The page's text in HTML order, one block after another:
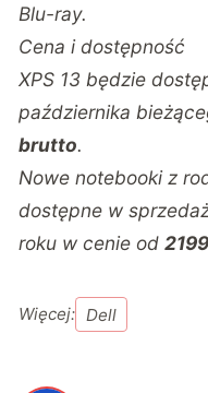
Blu-ray.
Cena i dostępność
XPS 13 będzie
października
brutto.
Nowe notebooki z
dostępne w
roku w cenie od
Więcej: Dell